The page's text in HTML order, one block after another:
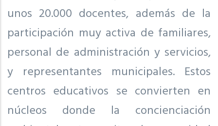
unos 20.000 docentes, además de la
participación muy activa de familiares,
personal de administración y servicios,
y representantes municipales. Estos
centros educativos se convierten en
núcleos donde la concienciación